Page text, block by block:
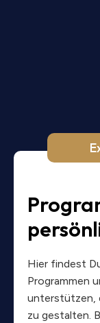
Hier findest
Programmen
unterstützen,
zu gestalten.